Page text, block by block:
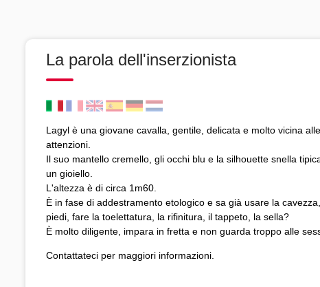
La parola dell'inserzionista
Lagyl è una giovane cavalla, gentile, delicata e molto vicina
attenzioni.
Il suo mantello cremello, gli occhi blu e la silhouette snella
un gioiello.
L'altezza è di circa 1m60.
È in fase di addestramento etologico e sa già usare la
piedi, fare la toelettatura, la rifinitura, il tappeto, la sella?
È molto diligente, impara in fretta e non guarda troppo alle
Contattateci per maggiori informazioni.